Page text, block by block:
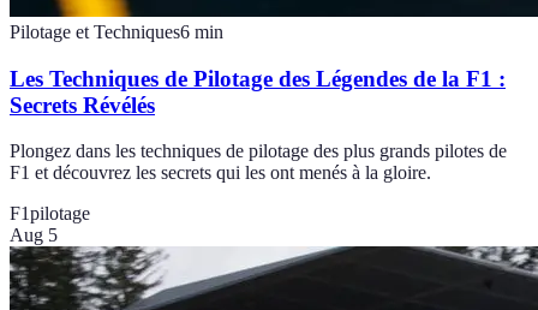
Pilotage et Techniques6 min
Les Techniques de Pilotage des Légendes de la F1 :
Secrets Révélés
Plongez dans les techniques de pilotage des plus grands pilotes de
F1 et découvrez les secrets qui les ont menés à la gloire.
F1pilotage
Aug 5